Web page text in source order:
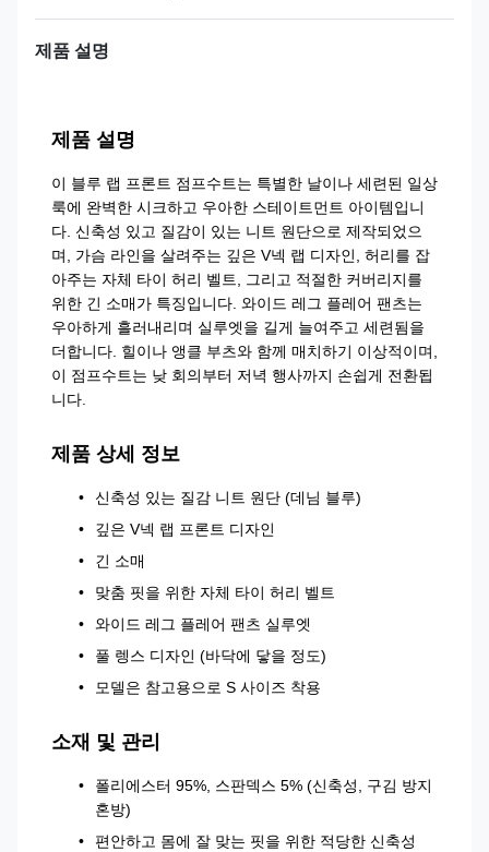
제품 설명
제품 설명
이 블루 랩 프론트 점프수트는 특별한 날이나 세련된 일상
룩에 완벽한 시크하고 우아한 스테이트먼트 아이템입니
다. 신축성 있고 질감이 있는 니트 원단으로 제작되었으
며, 가슴 라인을 살려주는 깊은 V넥 랩 디자인, 허리를 잡
아주는 자체 타이 허리 벨트, 그리고 적절한 커버리지를
위한 긴 소매가 특징입니다. 와이드 레그 플레어 팬츠는
우아하게 흘러내리며 실루엣을 길게 늘여주고 세련됨을
더합니다. 힐이나 앵클 부츠와 함께 매치하기 이상적이며,
이 점프수트는 낮 회의부터 저녁 행사까지 손쉽게 전환됩
니다.
제품 상세 정보
신축성 있는 질감 니트 원단 (데님 블루)
깊은 V넥 랩 프론트 디자인
긴 소매
맞춤 핏을 위한 자체 타이 허리 벨트
와이드 레그 플레어 팬츠 실루엣
풀 렝스 디자인 (바닥에 닿을 정도)
모델은 참고용으로 S 사이즈 착용
소재 및 관리
폴리에스터 95%, 스판덱스 5% (신축성, 구김 방지
혼방)
편안하고 몸에 잘 맞는 핏을 위한 적당한 신축성